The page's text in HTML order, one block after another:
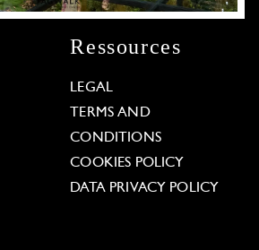
Ressources
LEGAL
TERMS AND
CONDITIONS
COOKIES POLICY
DATA PRIVACY POLICY